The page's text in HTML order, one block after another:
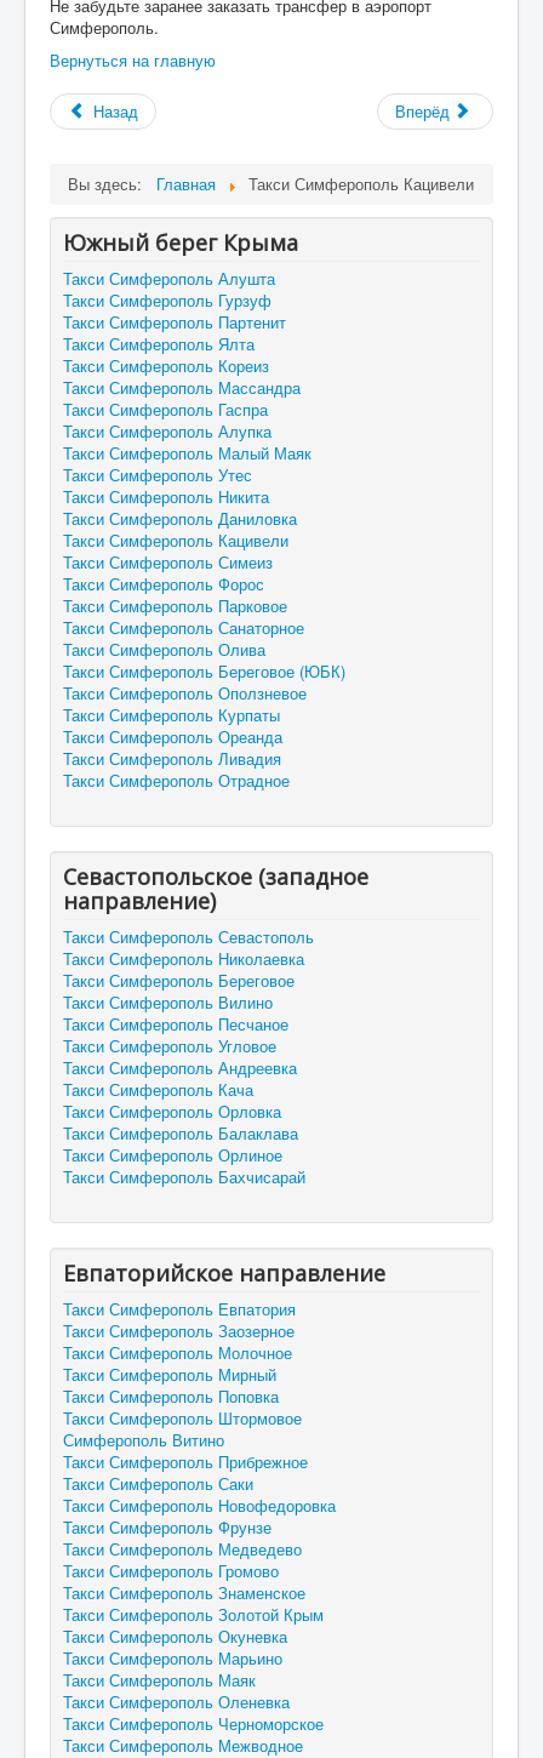
Не забудьте заранее заказать трансфер в аэропорт
Симферополь.
Вернуться на главную
Назад Вперёд
Вы здесь: Главная Такси Симферополь Кацивели
Южный берег Крыма
Такси Симферополь Алушта
Такси Симферополь Гурзуф
Такси Симферополь Партенит
Такси Симферополь Ялта
Такси Симферополь Кореиз
Такси Симферополь Массандра
Такси Симферополь Гаспра
Такси Симферополь Алупка
Такси Симферополь Малый Маяк
Такси Симферополь Утес
Такси Симферополь Никита
Такси Симферополь Даниловка
Такси Симферополь Кацивели
Такси Симферополь Симеиз
Такси Симферополь Форос
Такси Симферополь Парковое
Такси Симферополь Санаторное
Такси Симферополь Олива
Такси Симферополь Береговое (ЮБК)
Такси Симферополь Оползневое
Такси Симферополь Курпаты
Такси Симферополь Ореанда
Такси Симферополь Ливадия
Такси Симферополь Отрадное
Севастопольское (западное
направление)
Такси Симферополь Севастополь
Такси Симферополь Николаевка
Такси Симферополь Береговое
Такси Симферополь Вилино
Такси Симферополь Песчаное
Такси Симферополь Угловое
Такси Симферополь Андреевка
Такси Симферополь Кача
Такси Симферополь Орловка
Такси Симферополь Балаклава
Такси Симферополь Орлиное
Такси Симферополь Бахчисарай
Евпаторийское направление
Такси Симферополь Евпатория
Такси Симферополь Заозерное
Такси Симферополь Молочное
Такси Симферополь Мирный
Такси Симферополь Поповка
Такси Симферополь Штормовое
Симферополь Витино
Такси Симферополь Прибрежное
Такси Симферополь Саки
Такси Симферополь Новофедоровка
Такси Симферополь Фрунзе
Такси Симферополь Медведево
Такси Симферополь Громово
Такси Симферополь Знаменское
Такси Симферополь Золотой Крым
Такси Симферополь Окуневка
Такси Симферополь Марьино
Такси Симферополь Маяк
Такси Симферополь Оленевка
Такси Симферополь Черноморское
Такси Симферополь Межводное